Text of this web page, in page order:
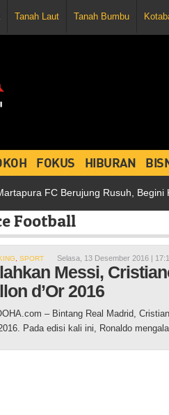
Tanah Laut Tanah Bumbu
FOKUS HIBURAN
FC Berujung Rusuh, Begini Kata
Football
SPORT Selasa, 13 Desember 2016 |
Messi,
d’Or 2016
– Bintang Real Madrid,
Pada edisi kali ini, Ronaldo